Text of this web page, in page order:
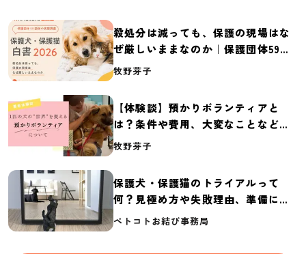
殺処分は減っても、保護の現場はな
ぜ厳しいままなのか｜保護団体59団
体の実態調査【保護犬・保護猫白書
牧野芽子
【体験談】預かりボランティアと
は？条件や費用、大変なことなど紹
介
牧野芽子
保護犬・保護猫のトライアルって
何？見極め方や失敗理由、準備に必
要なものを紹介
ペトコトお結び事務局